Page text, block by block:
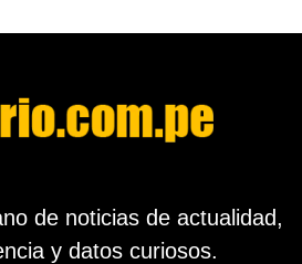
de noticias de actualidad,
y datos curiosos.